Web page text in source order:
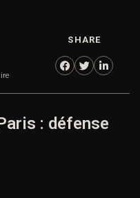
SHARE
: défense